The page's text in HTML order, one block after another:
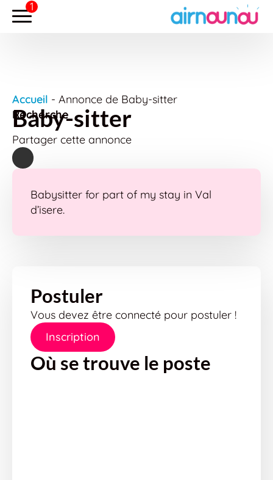
Accueil - Annonce de Baby-sitter
Recherche
Baby-sitter
Partager cette annonce
Babysitter for part of my stay in Val
d’isere.
Postuler
Vous devez être connecté pour postuler !
Inscription
Où se trouve le poste